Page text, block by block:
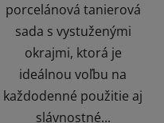
porcelánová tanierová
sada s vystuženými
okrajmi, ktorá je
ideálnou voľbu na
každodenné použitie aj
slávnostné...